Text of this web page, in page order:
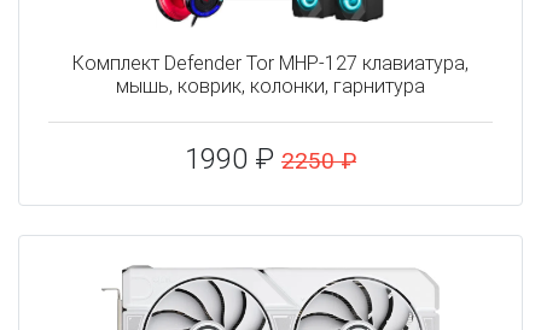
Комплект Defender Tor MHP-127 клавиатура,
мышь, коврик, колонки, гарнитура
1990 ₽ 2250 ₽